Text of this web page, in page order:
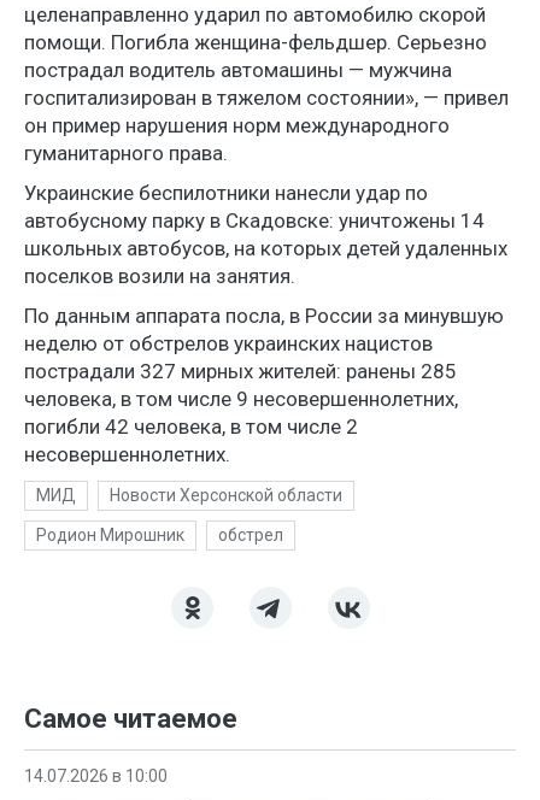
целенаправленно ударил по автомобилю скорой
помощи. Погибла женщина-фельдшер. Серьезно
пострадал водитель автомашины — мужчина
госпитализирован в тяжелом состоянии», — привел
он пример нарушения норм международного
гуманитарного права.
Украинские беспилотники нанесли удар по
автобусному парку в Скадовске: уничтожены 14
школьных автобусов, на которых детей удаленных
поселков возили на занятия.
По данным аппарата посла, в России за минувшую
неделю от обстрелов украинских нацистов
пострадали 327 мирных жителей: ранены 285
человека, в том числе 9 несовершеннолетних,
погибли 42 человека, в том числе 2
несовершеннолетних.
МИД Новости Херсонской области
Родион Мирошник обстрел
Самое читаемое
14.07.2026 в 10:00